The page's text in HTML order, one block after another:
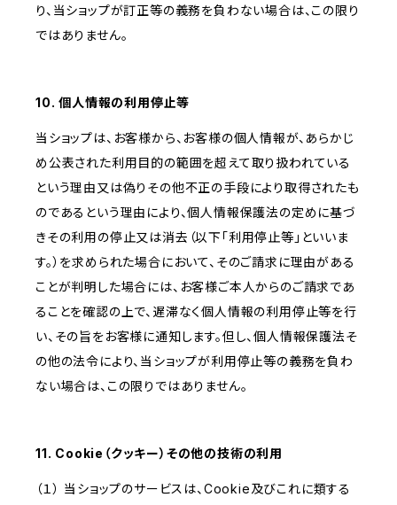
り、当ショップが訂正等の義務を負わない場合は、この限り
ではありません。
10. 個人情報の利用停止等
当ショップは、お客様から、お客様の個人情報が、あらかじ
め公表された利用目的の範囲を超えて取り扱われている
という理由又は偽りその他不正の手段により取得されたも
のであるという理由により、個人情報保護法の定めに基づ
きその利用の停止又は消去（以下「利用停止等」といいま
す。）を求められた場合において、そのご請求に理由がある
ことが判明した場合には、お客様ご本人からのご請求であ
ることを確認の上で、遅滞なく個人情報の利用停止等を行
い、その旨をお客様に通知します。但し、個人情報保護法そ
の他の法令により、当ショップが利用停止等の義務を負わ
ない場合は、この限りではありません。
11. Cookie（クッキー）その他の技術の利用
（１） 当ショップのサービスは、Cookie及びこれに類する